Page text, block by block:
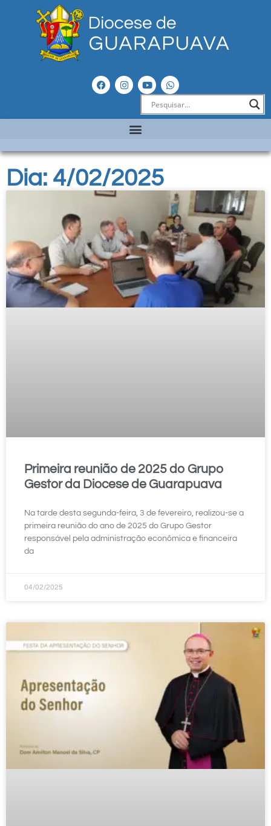
Dia: 4/02/2025
Primeira reunião de 2025 do Grupo
Gestor da Diocese de Guarapuava
Na tarde desta segunda-feira, 3 de fevereiro, realizou-se a
primeira reunião do ano de 2025 do Grupo Gestor
responsável pela administração econômica e financeira
da
04/02/2025